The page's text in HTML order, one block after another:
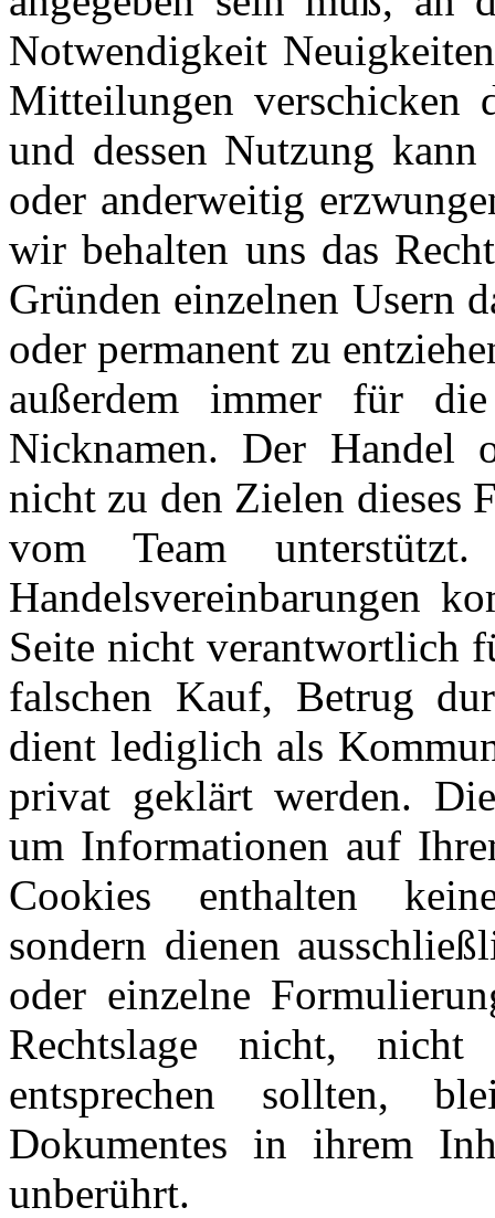
Notwendigkeit
Mitteilungen verschicken
und dessen Nutzung
oder anderweitig
wir behalten uns das
Gründen einzelnen Usern
oder permanent zu
außerdem immer für
Nicknamen. Der Handel
nicht zu den Zielen dieses
vom Team
Handelsvereinbarungen
Seite nicht verantwortlich
falschen Kauf, Betrug
dient lediglich als
privat geklärt werden.
um Informationen auf
Cookies enthalten
sondern dienen
oder einzelne
Rechtslage nicht,
entsprechen sollten,
Dokumentes in ihrem
unberührt.